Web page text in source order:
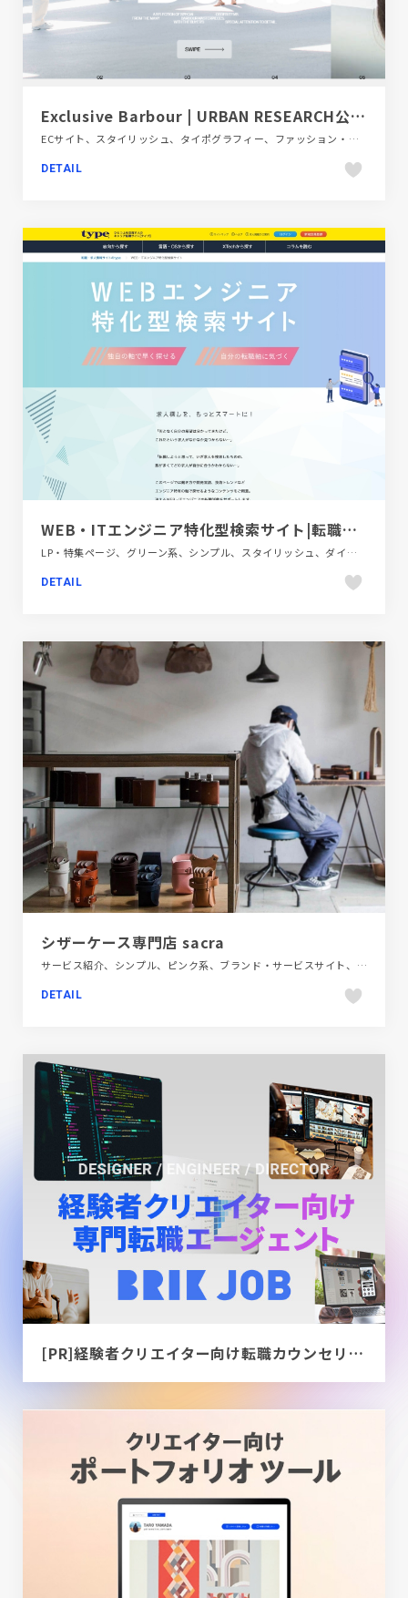
Exclusive Barbour | URBAN RESEARCH公式ファッション通販
ECサイト、スタイリッシュ、タイポグラフィー、ファッション・ビューティー、ホワイト系、大きめ写真
DETAIL
WEB・ITエンジニア特化型検索サイト|転職ならtype
LP・特集ページ、グリーン系、シンプル、スタイリッシュ、ダイナミック、テクノロジー・サイエンス、フラットデザイン、ブルー系、金融・法律・人材・専門職
DETAIL
シザーケース専門店 sacra
サービス紹介、シンプル、ピンク系、ブランド・サービスサイト、ホワイト系、商品紹介、大きめ写真
DETAIL
[PR]経験者クリエイター向け転職カウンセリング｜デザイナー / ディレクター / エンジニア